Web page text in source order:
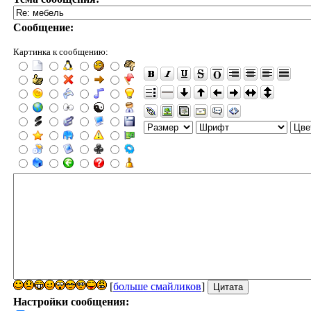
Сообщение:
Картинка к сообщению:
[больше смайликов]
Настройки сообщения: